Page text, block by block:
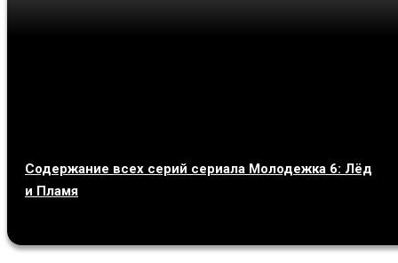
Содержание всех серий сериала Молодежка 6: Лёд
и Пламя